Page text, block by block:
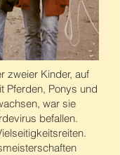
zweier Kinder, auf
Pferden, Ponys und
war sie
befallen.